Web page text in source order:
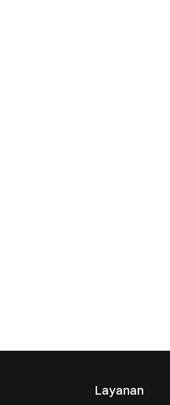
Layanan